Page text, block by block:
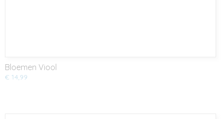
Bloemen Viool
€ 14,99